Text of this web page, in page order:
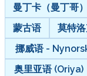
曼丁卡（曼丁哥）
蒙古语
莫特
挪威语 -
奥里亚语 (Oriya)